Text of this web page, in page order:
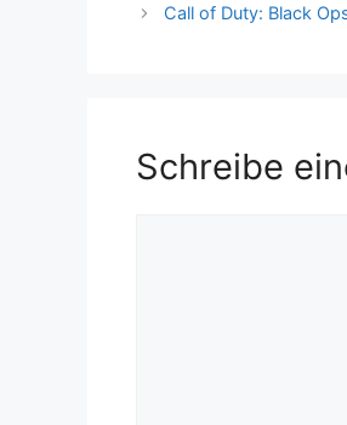
Call of Duty: Black
Schreibe